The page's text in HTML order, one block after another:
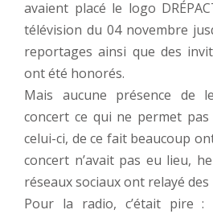
avaient placé le logo
télévision du 04 novembre
reportages ainsi que des
ont été honorés.
Mais aucune présence de
concert ce qui ne permet
celui-ci, de ce fait beaucoup
concert n’avait pas eu lieu,
réseaux sociaux ont relayé des
Pour la radio, c’était pire :